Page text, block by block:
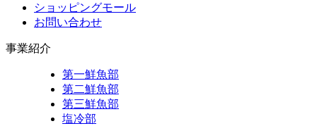
ショッピングモール
お問い合わせ
事業紹介
第一鮮魚部
第二鮮魚部
第三鮮魚部
塩冷部